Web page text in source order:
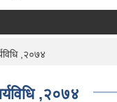
,२०७४
,२०७४